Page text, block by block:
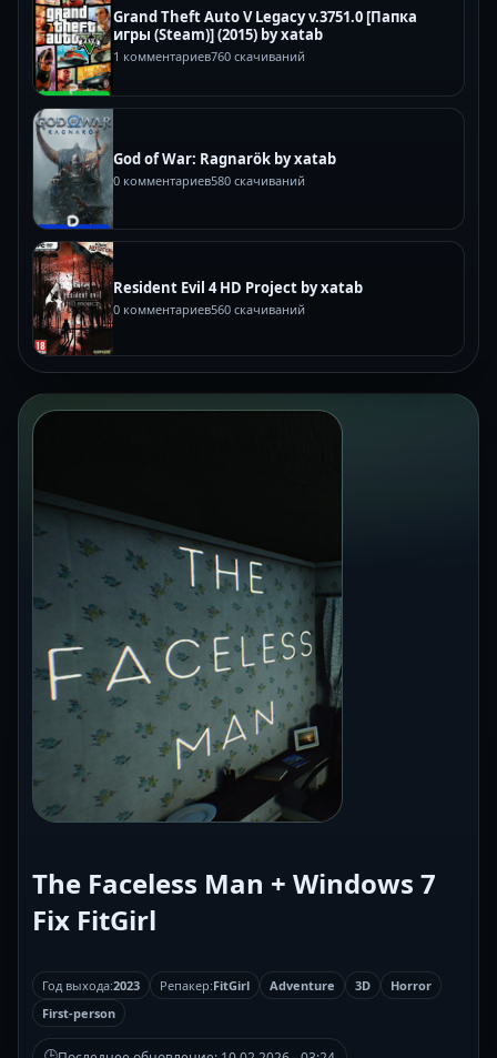
Grand Theft Auto V Legacy v.3751.0 [Папка
игры (Steam)] (2015) by xatab
1 комментариев760 скачиваний
God of War: Ragnarök by xatab
0 комментариев580 скачиваний
Resident Evil 4 HD Project by xatab
0 комментариев560 скачиваний
The Faceless Man + Windows 7
Fix FitGirl
Год выхода:2023 Репакер:FitGirl Adventure 3D
Horror
First-person